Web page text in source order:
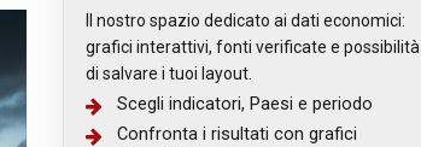
Il nostro spazio dedicato ai dati economici:
grafici interattivi, fonti verificate e possibilità
di salvare i tuoi layout.
Scegli indicatori, Paesi e periodo
Confronta i risultati con grafici